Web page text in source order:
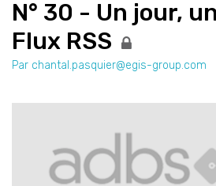
N° 30 - Un jour,
Flux RSS
Par chantal.pasquier@egis-group.com